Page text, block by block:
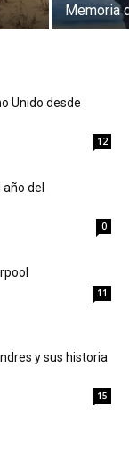
Memoria
Unido desde
12
del
0
11
y sus historia
15